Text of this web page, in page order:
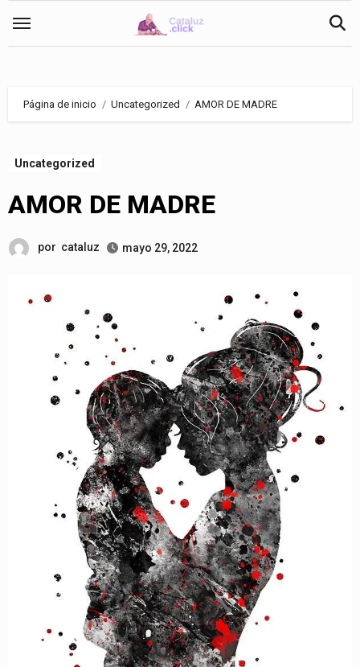
Página de inicio Uncategorized AMOR DE MADRE
Uncategorized
AMOR DE MADRE
por cataluz mayo 29, 2022